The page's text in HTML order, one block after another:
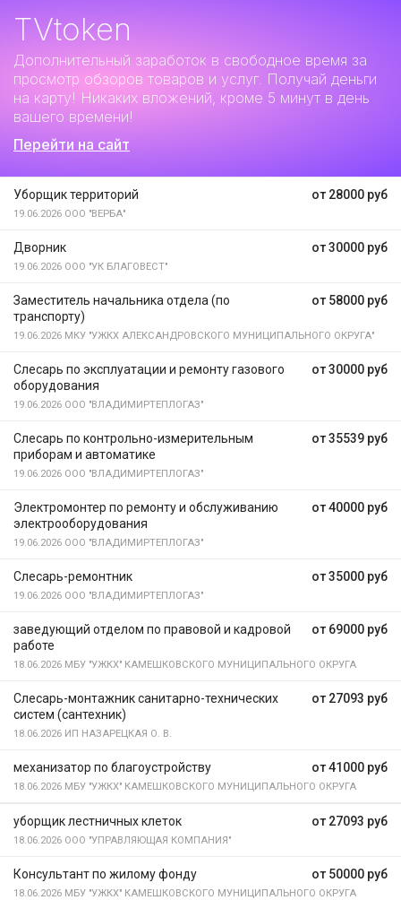
TVtoken
Дополнительный заработок в свободное время за
просмотр обзоров товаров и услуг. Получай деньги
на карту! Никаких вложений, кроме 5 минут в день
вашего времени!
Перейти на сайт
от 28000 руб
Уборщик территорий
19.06.2026 ООО "ВЕРБА"
от 30000 руб
Дворник
19.06.2026 ООО "УК БЛАГОВЕСТ"
от 58000 руб
Заместитель начальника отдела (по
транспорту)
19.06.2026 МКУ "УЖКХ АЛЕКСАНДРОВСКОГО МУНИЦИПАЛЬНОГО ОКРУГА"
от 30000 руб
Слесарь по эксплуатации и ремонту газового
оборудования
19.06.2026 ООО "ВЛАДИМИРТЕПЛОГАЗ"
от 35539 руб
Слесарь по контрольно-измерительным
приборам и автоматике
19.06.2026 ООО "ВЛАДИМИРТЕПЛОГАЗ"
от 40000 руб
Электромонтер по ремонту и обслуживанию
электрооборудования
19.06.2026 ООО "ВЛАДИМИРТЕПЛОГАЗ"
от 35000 руб
Слесарь-ремонтник
19.06.2026 ООО "ВЛАДИМИРТЕПЛОГАЗ"
от 69000 руб
заведующий отделом по правовой и кадровой
работе
18.06.2026 МБУ "УЖКХ" КАМЕШКОВСКОГО МУНИЦИПАЛЬНОГО ОКРУГА
от 27093 руб
Слесарь-монтажник санитарно-технических
систем (сантехник)
18.06.2026 ИП НАЗАРЕЦКАЯ О. В.
от 41000 руб
механизатор по благоустройству
18.06.2026 МБУ "УЖКХ" КАМЕШКОВСКОГО МУНИЦИПАЛЬНОГО ОКРУГА
от 27093 руб
уборщик лестничных клеток
18.06.2026 ООО "УПРАВЛЯЮЩАЯ КОМПАНИЯ"
от 50000 руб
Консультант по жилому фонду
18.06.2026 МБУ "УЖКХ" КАМЕШКОВСКОГО МУНИЦИПАЛЬНОГО ОКРУГА